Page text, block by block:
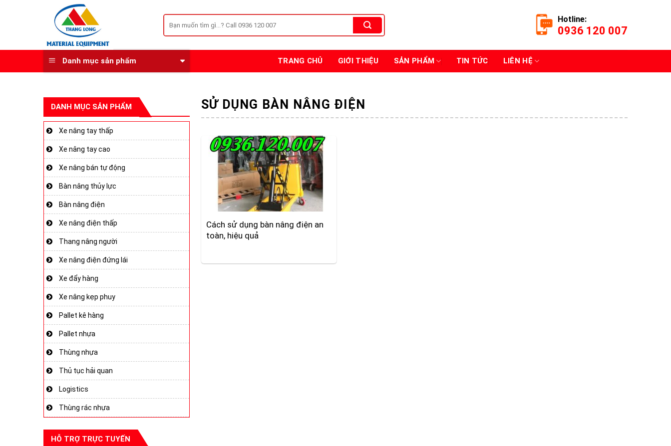
kiếm:
Hotline:
0936 120 007
Danh mục sản phẩm TRANG CHỦ GIỚI THIỆU SẢN PHẨM TIN TỨC LIÊN HỆ
DANH MỤC SẢN PHẨM
Xe nâng tay thấp
Xe nâng tay cao
Xe nâng bán tự động
Bàn nâng thủy lực
Bàn nâng điện
Xe nâng điện thấp
Thang nâng người
Xe nâng điện đứng lái
Xe đẩy hàng
Xe nâng kẹp phuy
Pallet kê hàng
Pallet nhựa
Thùng nhựa
Thủ tục hải quan
Logistics
Thùng rác nhựa
HỖ TRỢ TRỰC TUYẾN
SỬ DỤNG BÀN NÂNG ĐIỆN
Cách sử dụng bàn nâng điện an
toàn, hiệu quả